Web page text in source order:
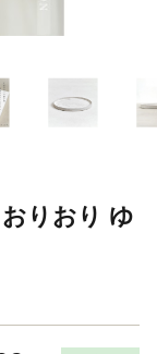
りおり ゆ